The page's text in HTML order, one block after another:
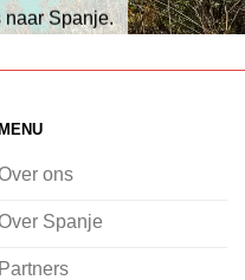
naar Spanje.
aan
strand,
zoekt
al
MENU
ons
Spanje
Partners